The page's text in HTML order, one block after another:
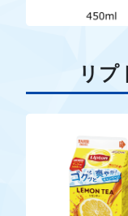
リプ